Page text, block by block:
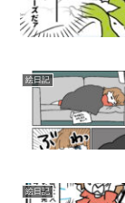
絵日記
絵日記